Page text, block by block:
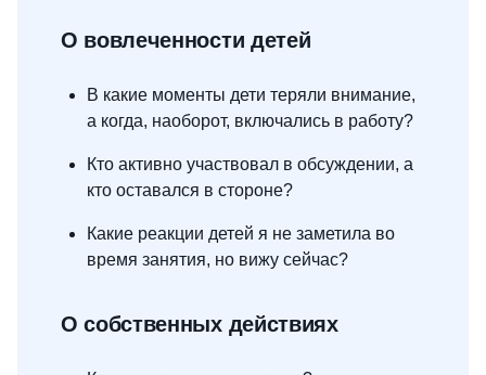
О вовлеченности детей
В какие моменты дети теряли внимание,
а когда, наоборот, включались в работу?
Кто активно участвовал в обсуждении, а
кто оставался в стороне?
Какие реакции детей я не заметила во
время занятия, но вижу сейчас?
О собственных действиях